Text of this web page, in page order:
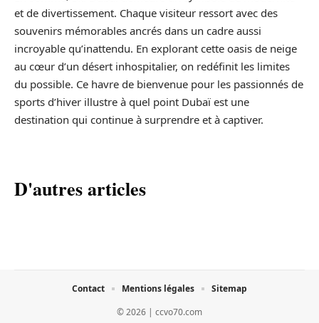
et de divertissement. Chaque visiteur ressort avec des
souvenirs mémorables ancrés dans un cadre aussi
incroyable qu’inattendu. En explorant cette oasis de neige
au cœur d’un désert inhospitalier, on redéfinit les limites
du possible. Ce havre de bienvenue pour les passionnés de
sports d’hiver illustre à quel point Dubaï est une
destination qui continue à surprendre et à captiver.
D'autres articles
© 2026 | ccvo70.com
Contact Mentions légales Sitemap